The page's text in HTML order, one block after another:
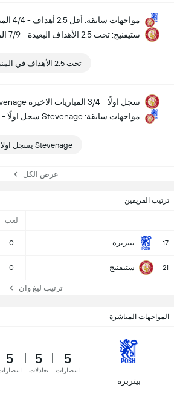
مواجهات سابقة: أقل 2.5 أهداف - 4/4 المباريات الاخيرة
ستيفنيج: تحت 2.5 الأهداف البعيدة - 7/9 المباريات الاخيرة
تحت 2.5 الأهداف في المنزل
Stevenage سجل اولًا - 3/4 المباريات الاخيرة
مواجهات سابقة: Stevenage سجل اولًا - 3/4 المباريات الاخيرة
Stevenage يسجل اولا
عرض الكل
ترتيب الفريقين
لعب
17 بيتربره 0
21 ستيفنيج 0
ترتيب ليغ وان
المواجهات المباشرة
بيتربره
5
انتصارات
5
تعادلات
5